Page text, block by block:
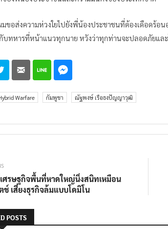
ขอส่งความห่วงใยไปยังพี่น้องประชาชนที่ต้องเดือดร้
กับทหารที่หน้าแนวทุกนาย หวังว่าทุกท่านจะปลอดภัยแล
Warfare กัมพูชา ณัฐพงษ์ เรือธงปัญญาวุฒิ
Previous
post:
ศรษฐกิจพื้นที่หาดใหญ่นิ่งสนิทเหมือน
เสี่ยงธุรกิจล้มแบบโดมิโน
POSTS